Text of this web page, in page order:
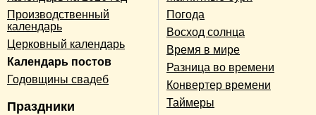
Производственный
календарь
Церковный календарь
Календарь постов
Годовщины свадеб
Праздники
Погода
Восход солнца
Время в мире
Разница во времени
Конвертер времени
Таймеры